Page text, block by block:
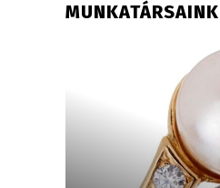
MUNKATÁRSAINK